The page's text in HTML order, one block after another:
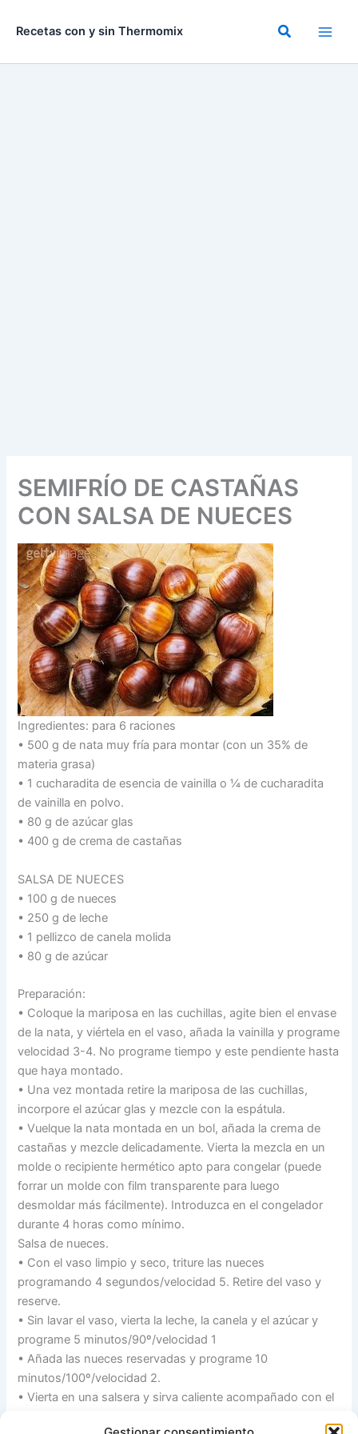
Recetas con y sin Thermomix Buscar
SEMIFRÍO DE CASTAÑAS
CON SALSA DE NUECES
Ingredientes: para 6 raciones
• 500 g de nata muy fría para montar (con un 35% de
materia grasa)
• 1 cucharadita de esencia de vainilla o ¼ de cucharadita
de vainilla en polvo.
• 80 g de azúcar glas
• 400 g de crema de castañas
SALSA DE NUECES
• 100 g de nueces
• 250 g de leche
• 1 pellizco de canela molida
• 80 g de azúcar
Preparación:
• Coloque la mariposa en las cuchillas, agite bien el envase
de la nata, y viértela en el vaso, añada la vainilla y programe
velocidad 3-4. No programe tiempo y este pendiente hasta
que haya montado.
• Una vez montada retire la mariposa de las cuchillas,
incorpore el azúcar glas y mezcle con la espátula.
• Vuelque la nata montada en un bol, añada la crema de
castañas y mezcle delicadamente. Vierta la mezcla en un
molde o recipiente hermético apto para congelar (puede
forrar un molde con film transparente para luego
desmoldar más fácilmente). Introduzca en el congelador
durante 4 horas como mínimo.
Salsa de nueces.
• Con el vaso limpio y seco, triture las nueces
programando 4 segundos/velocidad 5. Retire del vaso y
reserve.
• Sin lavar el vaso, vierta la leche, la canela y el azúcar y
programe 5 minutos/90º/velocidad 1
• Añada las nueces reservadas y programe 10
minutos/100º/velocidad 2.
• Vierta en una salsera y sirva caliente acompañado con el